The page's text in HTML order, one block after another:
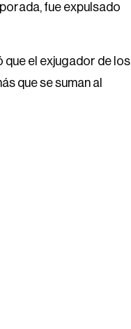
fue expulsado
que el exjugador de los
que se suman al